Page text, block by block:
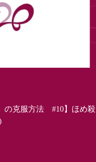
の克服方法 #10】ほめ殺